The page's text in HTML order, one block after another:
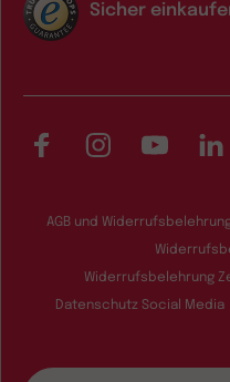
Sicher
FacebookInstagramYouTube
AGB und
Widerrufsbelehrung
Datenschutz Social Media